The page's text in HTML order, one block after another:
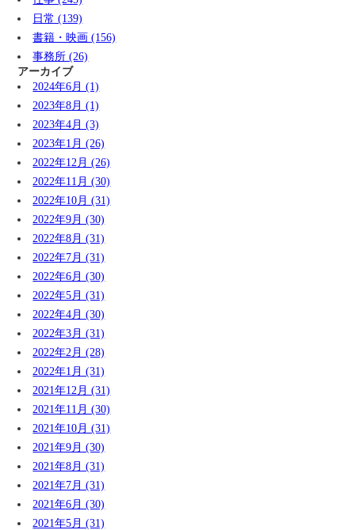
日常 (139)
書籍・映画 (156)
事務所 (26)
アーカイブ
2024年6月 (1)
2023年8月 (1)
2023年4月 (3)
2023年1月 (26)
2022年12月 (26)
2022年11月 (30)
2022年10月 (31)
2022年9月 (30)
2022年8月 (31)
2022年7月 (31)
2022年6月 (30)
2022年5月 (31)
2022年4月 (30)
2022年3月 (31)
2022年2月 (28)
2022年1月 (31)
2021年12月 (31)
2021年11月 (30)
2021年10月 (31)
2021年9月 (30)
2021年8月 (31)
2021年7月 (31)
2021年6月 (30)
2021年5月 (31)